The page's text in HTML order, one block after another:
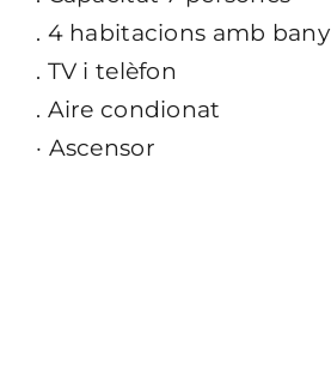
. 4 habitacions amb bany
. TV i telèfon
. Aire condionat
· Ascensor